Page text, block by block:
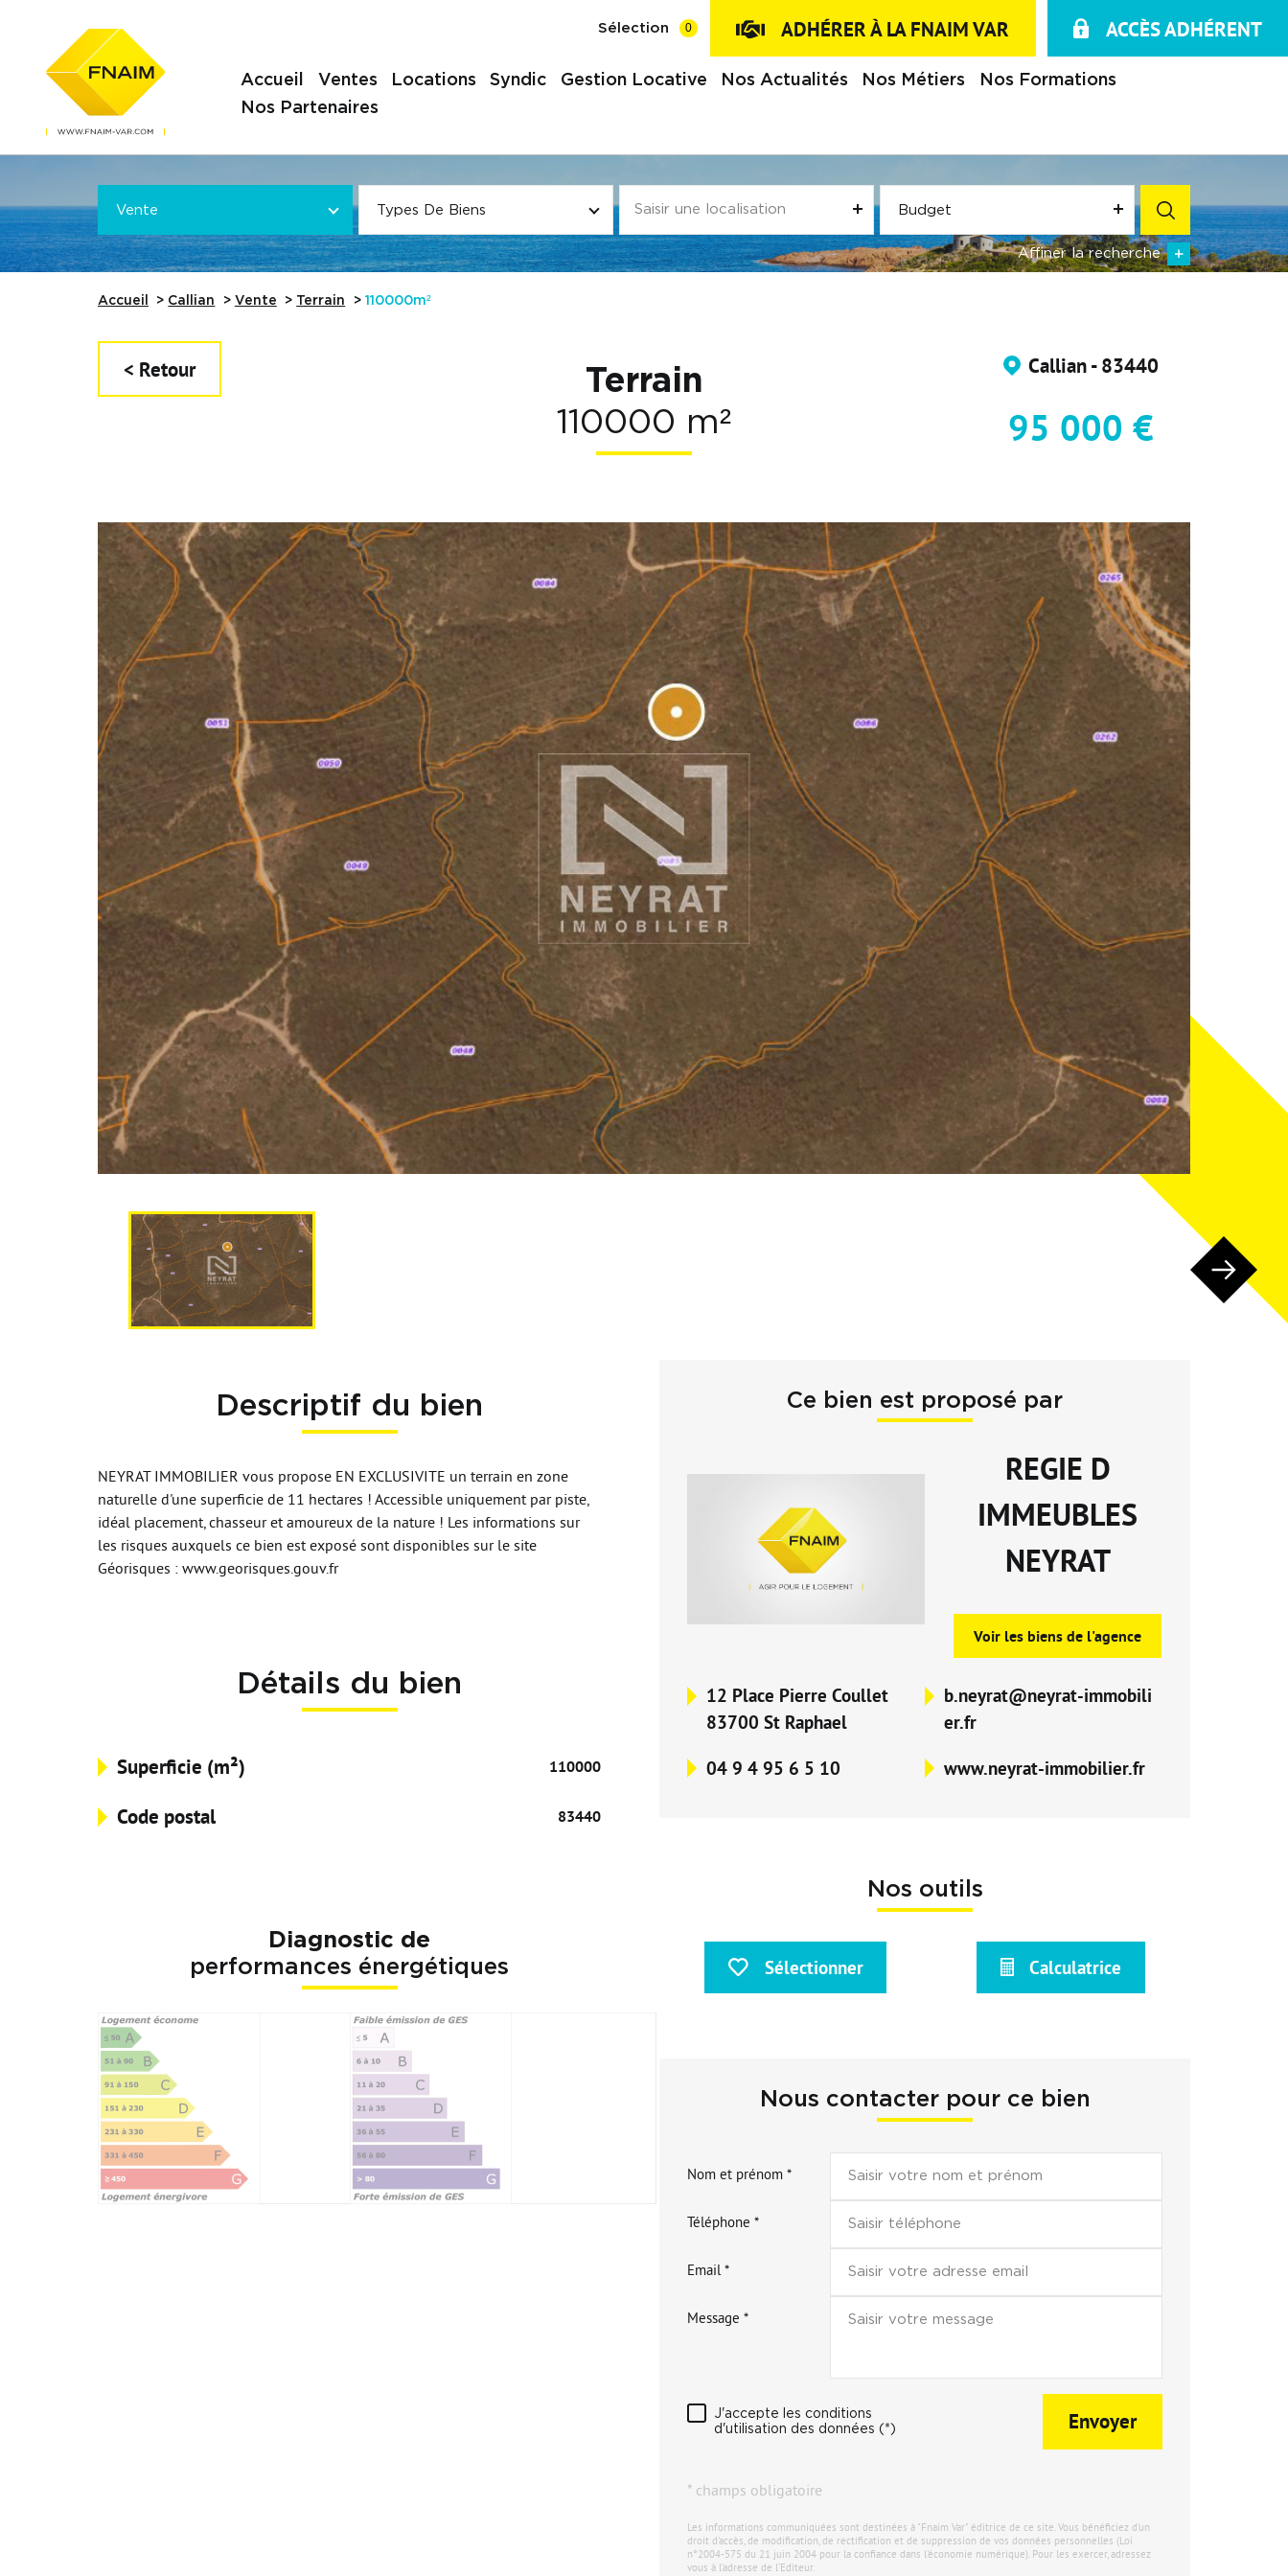
Sélection 0 ADHÉRER À LA FNAIM VAR ACCÈS ADHÉRENT
Accueil Ventes Locations Syndic Gestion Locative Nos Actualités Nos Métiers
Nos Formations
Nos Partenaires
VOTRE
* Vente Types De Biens Budget
Référence Affiner la recherche
Accueil Callian Vente Terrain 110000m²
< Retour
Terrain
110000 m²
Callian - 83440
95 000 €
Descriptif du bien
NEYRAT IMMOBILIER vous propose EN EXCLUSIVITE un terrain en zone
naturelle d'une superficie de 11 hectares ! Accessible uniquement par piste,
idéal placement, chasseur et amoureux de la nature ! Les informations sur
les risques auxquels ce bien est exposé sont disponibles sur le site
Géorisques : www.georisques.gouv.fr
Détails du bien
Superficie (m²) 110000
Code postal 83440
Diagnostic de
performances énergétiques
Ce bien est proposé par
REGIE D
IMMEUBLES
NEYRAT
Voir les biens de l'agence
12 Place Pierre Coullet
83700 St Raphael
04 9 4 95 6 5 10
b.neyrat@neyrat-immobili
er.fr
www.neyrat-immobilier.fr
Nos outils
Sélectionner Calculatrice
Nous contacter pour ce bien
Nom et prénom *
Téléphone *
Email *
Message *
J'accepte les conditions
d'utilisation des données (*)
Envoyer
* champs obligatoire
Les informations communiquées sont destinées à "Fnaim Var" éditrice de ce site. Vous bénéficiez d'un
droit d'accès, de modification, de rectification et de suppression de vos données personnelles (Loi
n°2004-575 du 21 juin 2004 pour la confiance dans l'économie numérique). Pour les exercer, adressez
vous à l’adresse de l’Editeur.